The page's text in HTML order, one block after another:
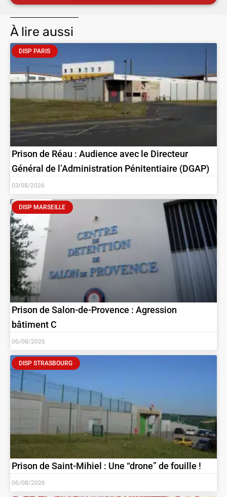
À lire aussi
DISP PARIS
Prison de Réau : Audience avec le Directeur
Général de l’Administration Pénitentiaire (DGAP)
03/08/2026
DISP MARSEILLE
Prison de Salon-de-Provence : Agression
bâtiment C
06/08/2026
DISP STRASBOURG
Prison de Saint-Mihiel : Une “drone” de fouille !
06/08/2026